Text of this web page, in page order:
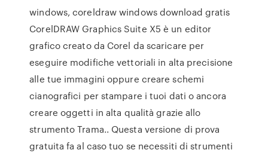
windows, coreldraw windows download gratis
CorelDRAW Graphics Suite X5 è un editor
grafico creato da Corel da scaricare per
eseguire modifiche vettoriali in alta precisione
alle tue immagini oppure creare schemi
cianografici per stampare i tuoi dati o ancora
creare oggetti in alta qualità grazie allo
strumento Trama.. Questa versione di prova
gratuita fa al caso tuo se necessiti di strumenti